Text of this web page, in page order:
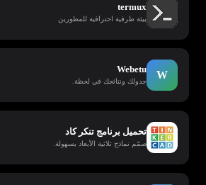
termux
بيئة طرفية احترافية للمطورين
W
Webetu
جدولك ونتائجك في لحظة.
تحميل برنامج تنكر كاد
صمّم نماذج ثلاثية الأبعاد بسهولة.